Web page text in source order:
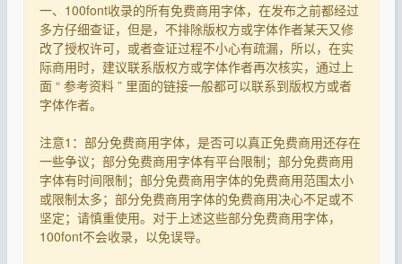
一、100font收录的所有免费商用字体，在发布之前都经过
多方仔细查证，但是，不排除版权方或字体作者某天又修
改了授权许可，或者查证过程不小心有疏漏，所以，在实
际商用时，建议联系版权方或字体作者再次核实，通过上
面 “ 参考资料 ” 里面的链接一般都可以联系到版权方或者
字体作者。
注意1：部分免费商用字体，是否可以真正免费商用还存在
一些争议；部分免费商用字体有平台限制；部分免费商用
字体有时间限制；部分免费商用字体的免费商用范围太小
或限制太多；部分免费商用字体的免费商用决心不足或不
坚定；请慎重使用。对于上述这些部分免费商用字体，
100font不会收录，以免误导。